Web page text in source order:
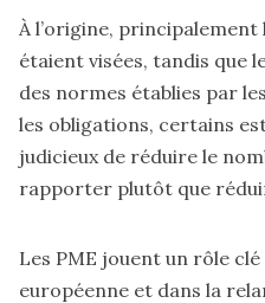
À l’origine,
étaient visées, tandis que
des normes établies par
les obligations, certains
judicieux de réduire le
rapporter plutôt que
Les PME jouent un rôle
européenne et dans la